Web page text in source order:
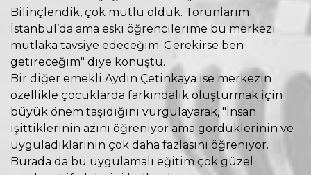
Bilinçlendik, çok mutlu olduk. Torunlarım
İstanbul’da ama eski öğrencilerime bu merkezi
mutlaka tavsiye edeceğim. Gerekirse ben
getireceğim" diye konuştu.
Bir diğer emekli Aydın Çetinkaya ise merkezin
özellikle çocuklarda farkındalık oluşturmak için
büyük önem taşıdığını vurgulayarak, "İnsan
işittiklerinin azını öğreniyor ama gördüklerinin ve
uyguladıklarının çok daha fazlasını öğreniyor.
Burada da bu uygulamalı eğitim çok güzel